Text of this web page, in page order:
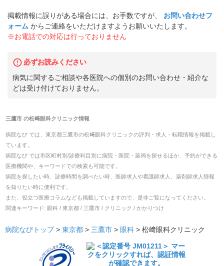
掲載情報に誤りがある場合には、お手数ですが、
お問い合わせフ
ォーム からご連絡をいただけますようお願いいたします。
※お電話での対応は行っておりません
必ずお読みください
病気に関するご相談や各医院への個別のお問い合わせ・紹介な
どは受け付けておりません。
三鷹市の松﨑眼科クリニック情報
病院なび では、 東京都三鷹市の松﨑眼科クリニックの評判・求人・転職情報を掲載し
ています。
病院なび では市区町村別/診療科目別に病院・医院・薬局を探せるほか、予約ができる
医療機関や、キーワードでの検索も可能です。
病院を探したい時、診療時間を調べたい時、医師求人や看護師求人、薬剤師求人情報
を知りたい時に便利です。
また、役立つ医療コラムなども掲載していますので、是非ご覧になってください。
関連キーワード: 眼科 / 東京都 / 三鷹市 / クリニック / かかりつけ
病院なびトップ > 東京都 > 三鷹市 > 眼科 > 松﨑眼科クリニック